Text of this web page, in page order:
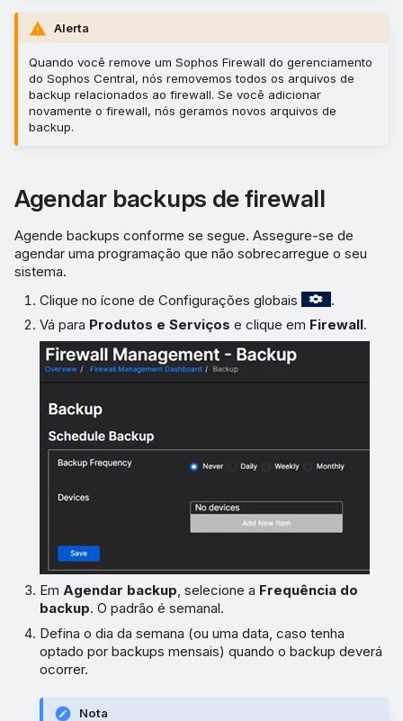
permanentemente
Restaurar a partir de um
backup
Alerta
Quando você remove um Sophos Firewall do gerenciamento
do Sophos Central, nós removemos todos os arquivos de
backup relacionados ao firewall. Se você adicionar
novamente o firewall, nós geramos novos arquivos de
backup.
Agendar backups de firewall
Agende backups conforme se segue. Assegure-se de
agendar uma programação que não sobrecarregue o seu
sistema.
Clique no ícone de Configurações globais
.
Vá para Produtos e Serviços e clique em Firewall.
EmAgendar backup, selecione a Frequência do
backup. O padrão é semanal.
Defina o dia da semana (ou uma data, caso tenha
optado por backups mensais) quando o backup deverá
ocorrer.
Nota